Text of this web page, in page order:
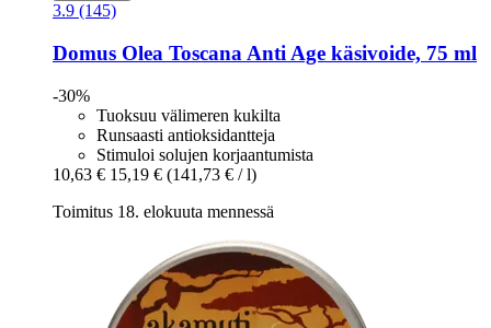
3.9 (145)
Domus Olea Toscana Anti Age käsivoide, 75 ml
-30%
Tuoksuu välimeren kukilta
Runsaasti antioksidantteja
Stimuloi solujen korjaantumista
10,63 € 15,19 € (141,73 € / l)
Toimitus 18. elokuuta mennessä